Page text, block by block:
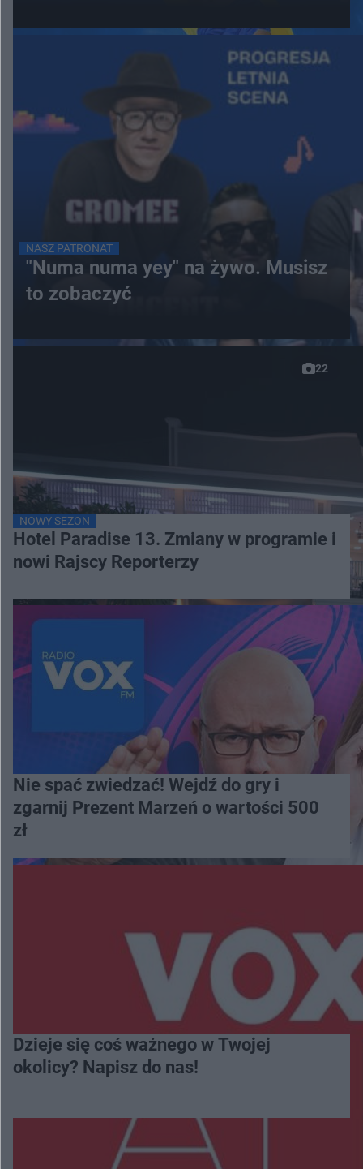
NASZ PATRONAT
"Numa numa yey" na żywo. Musisz
to zobaczyć
22
NOWY SEZON
Hotel Paradise 13. Zmiany w programie i
nowi Rajscy Reporterzy
Nie spać zwiedzać! Wejdź do gry i
zgarnij Prezent Marzeń o wartości 500
zł
Dzieje się coś ważnego w Twojej
okolicy? Napisz do nas!
Więcej